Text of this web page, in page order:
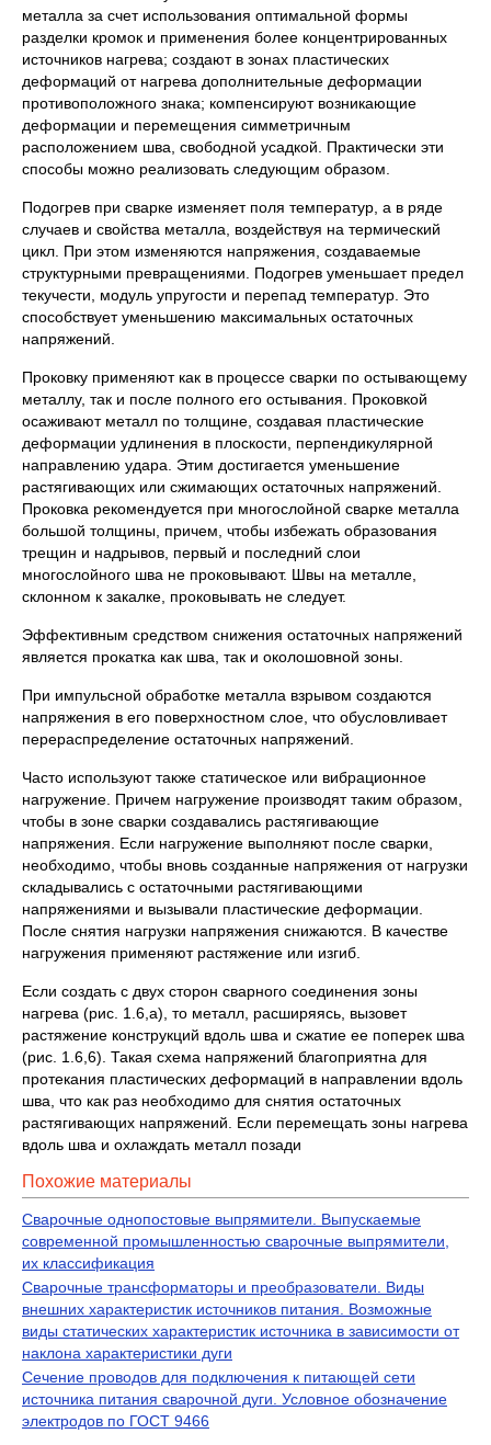
металла за счет использования оптимальной формы
разделки кромок и применения более концентрированных
источников нагрева; создают в зонах пластических
деформаций от нагрева дополнительные деформации
противоположного знака; компенсируют возникающие
деформации и перемещения симметричным
расположением шва, свободной усадкой. Практически эти
способы можно реализовать следующим образом.
Подогрев при сварке изменяет поля температур, а в ряде
случаев и свойства металла, воздействуя на термический
цикл. При этом изменяются напряжения, создаваемые
структурными превращениями. Подогрев уменьшает предел
текучести, модуль упругости и перепад температур. Это
способствует уменьшению максимальных остаточных
напряжений.
Проковку применяют как в процессе сварки по остывающему
металлу, так и после полного его остывания. Проковкой
осаживают металл по толщине, создавая пластические
деформации удлинения в плоскости, перпендикулярной
направлению удара. Этим достигается уменьшение
растягивающих или сжимающих остаточных напряжений.
Проковка рекомендуется при многослойной сварке металла
большой толщины, причем, чтобы избежать образования
трещин и надрывов, первый и последний слои
многослойного шва не проковывают. Швы на металле,
склонном к закалке, проковывать не следует.
Эффективным средством снижения остаточных напряжений
является прокатка как шва, так и околошовной зоны.
При импульсной обработке металла взрывом создаются
напряжения в его поверхностном слое, что обусловливает
перераспределение остаточных напряжений.
Часто используют также статическое или вибрационное
нагружение. Причем нагружение производят таким образом,
чтобы в зоне сварки создавались растягивающие
напряжения. Если нагружение выполняют после сварки,
необходимо, чтобы вновь созданные напряжения от нагрузки
складывались с остаточными растягивающими
напряжениями и вызывали пластические деформации.
После снятия нагрузки напряжения снижаются. В качестве
нагружения применяют растяжение или изгиб.
Если создать с двух сторон сварного соединения зоны
нагрева (рис. 1.6,а), то металл, расширяясь, вызовет
растяжение конструкций вдоль шва и сжатие ее поперек шва
(рис. 1.6,6). Такая схема напряжений благоприятна для
протекания пластических деформаций в направлении вдоль
шва, что как раз необходимо для снятия остаточных
растягивающих напряжений. Если перемещать зоны нагрева
вдоль шва и охлаждать металл позади
Похожие материалы
Сварочные однопостовые выпрямители. Выпускаемые
современной промышленностью сварочные выпрямители,
их классификация
Сварочные трансформаторы и преобразователи. Виды
внешних характеристик источников питания. Возможные
виды статических характеристик источника в зависимости от
наклона характеристики дуги
Сечение проводов для подключения к питающей сети
источника питания сварочной дуги. Условное обозначение
электродов по ГОСТ 9466